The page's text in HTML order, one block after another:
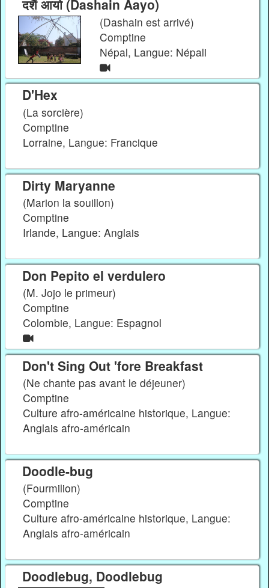
दशैं आयो (Dashain Aayo)
(Dashain est arrivé)
Comptine
Népal, Langue: Népali
D'Hex
(La sorcière)
Comptine
Lorraine, Langue: Francique
Dirty Maryanne
(Marion la souillon)
Comptine
Irlande, Langue: Anglais
Don Pepito el verdulero
(M. Jojo le primeur)
Comptine
Colombie, Langue: Espagnol
Don't Sing Out 'fore Breakfast
(Ne chante pas avant le déjeuner)
Comptine
Culture afro-américaine historique, Langue:
Anglais afro-américain
Doodle-bug
(Fourmilion)
Comptine
Culture afro-américaine historique, Langue:
Anglais afro-américain
Doodlebug, Doodlebug